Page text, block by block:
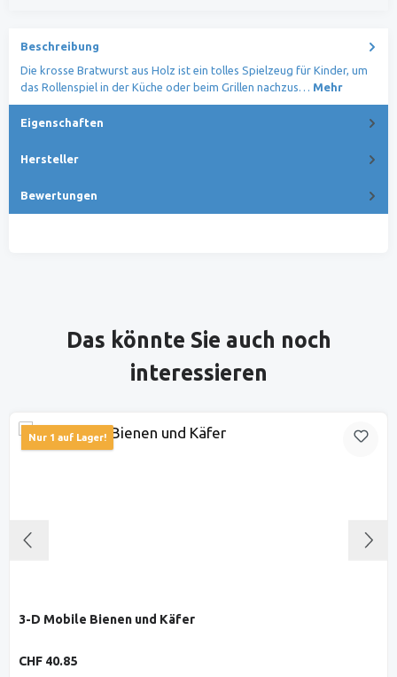
Beschreibung
Die krosse Bratwurst aus Holz ist ein tolles Spielzeug für Kinder, um
das Rollenspiel in der Küche oder beim Grillen nachzus… Mehr
Eigenschaften
Hersteller
Bewertungen
Produktgalerie überspringen
Das könnte Sie auch noch
interessieren
Nur 1 auf Lager!
3-D Mobile Bienen und Käfer
Regulärer Preis:
CHF 40.85